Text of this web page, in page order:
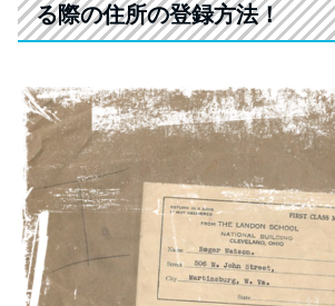
る際の住所の登録方法！